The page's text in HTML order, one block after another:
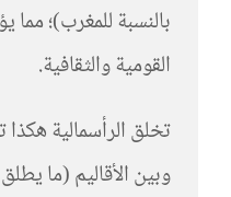
بالنسبة للمغرب)؛ مما
القومية والثقافية.
تخلق الرأسمالية هكذا
وبين الأقاليم (ما